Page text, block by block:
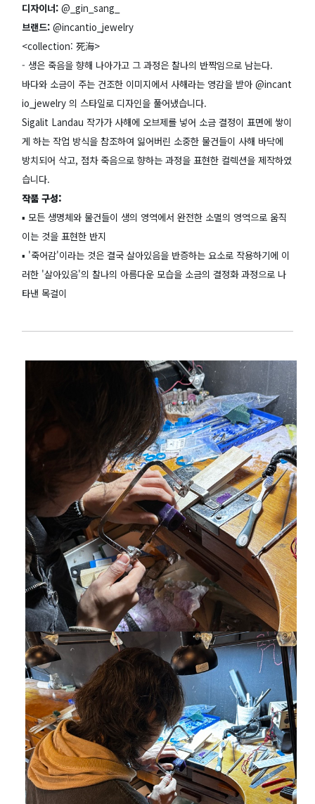
디자이너: @_gin_sang_
브랜드: @incantio_jewelry
<collection: 死海>
- 생은 죽음을 향해 나아가고 그 과정은 찰나의 반짝임으로 남는다.
바다와 소금이 주는 건조한 이미지에서 사해라는 영감을 받아 @incant
io_jewelry 의 스타일로 디자인을 풀어냈습니다.
Sigalit Landau 작가가 사해에 오브제를 넣어 소금 결정이 표면에 쌓이
게 하는 작업 방식을 참조하여 잃어버린 소중한 물건들이 사해 바닥에
방치되어 삭고, 점차 죽음으로 향하는 과정을 표현한 컬렉션을 제작하였
습니다.
작품 구성:
▪️ 모든 생명체와 물건들이 생의 영역에서 완전한 소멸의 영역으로 움직
이는 것을 표현한 반지
▪️ '죽어감'이라는 것은 결국 살아있음을 반증하는 요소로 작용하기에 이
러한 '살아있음'의 찰나의 아름다운 모습을 소금의 결정화 과정으로 나
타낸 목걸이